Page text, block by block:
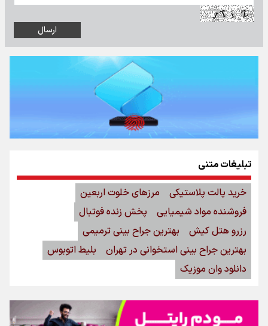
تبلیغات متنی
خرید پالت پلاستیکی
مرزهای خلوت اربعین
فروشنده مواد شیمیایی
پخش زنده فوتبال
رزرو هتل کیش
بهترین جراح بینی ترمیمی
بهترین جراح بینی استخوانی در تهران
بلیط اتوبوس
دانلود وان موزیک